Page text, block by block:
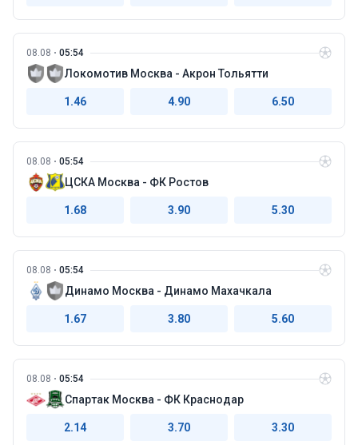
08.08 05:54
Локомотив Москва - Акрон Тольятти
1.46 4.90 6.50
08.08 05:54
ЦСКА Москва - ФК Ростов
1.68 3.90 5.30
08.08 05:54
Динамо Москва - Динамо Махачкала
1.67 3.80 5.60
08.08 05:54
Спартак Москва - ФК Краснодар
2.14 3.70 3.30